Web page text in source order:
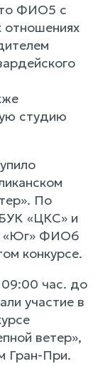
ФИО5 с
студию
По
«ЦКС» и
«Юг» ФИО6
конкурсе.
час. до
участие в
ветер»,
Гран-При.